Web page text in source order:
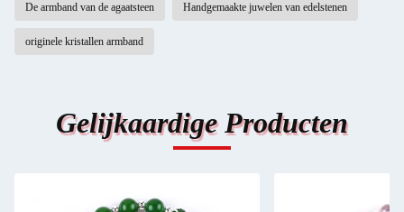
De armband van de agaatsteen Handgemaakte juwelen van edelstenen
originele kristallen armband
Gelijkaardige Producten